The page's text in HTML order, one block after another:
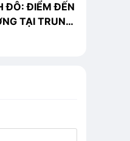
ĐÔ: ĐIỂM ĐẾN
TẠI TRUNG